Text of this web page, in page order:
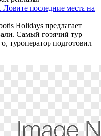
последние места на
Holidays предлагает
Самый горячий тур —
туроператор подготовил